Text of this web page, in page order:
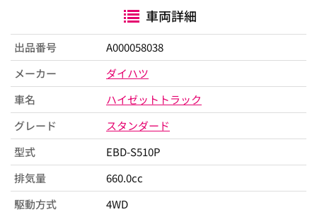
車両詳細
出品番号
A000058038
メーカー
ダイハツ
車名
ハイゼットトラック
グレード
スタンダード
型式
EBD-S510P
排気量
660.0cc
駆動方式
4WD